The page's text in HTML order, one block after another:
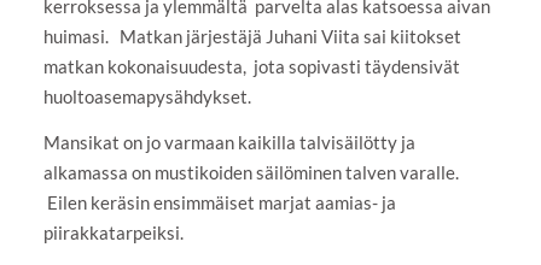
kerroksessa ja ylemmältä parvelta alas katsoessa aivan
huimasi. Matkan järjestäjä Juhani Viita sai kiitokset
matkan kokonaisuudesta, jota sopivasti täydensivät
huoltoasemapysähdykset.
Mansikat on jo varmaan kaikilla talvisäilötty ja
alkamassa on mustikoiden säilöminen talven varalle.
Eilen keräsin ensimmäiset marjat aamias- ja
piirakkatarpeiksi.